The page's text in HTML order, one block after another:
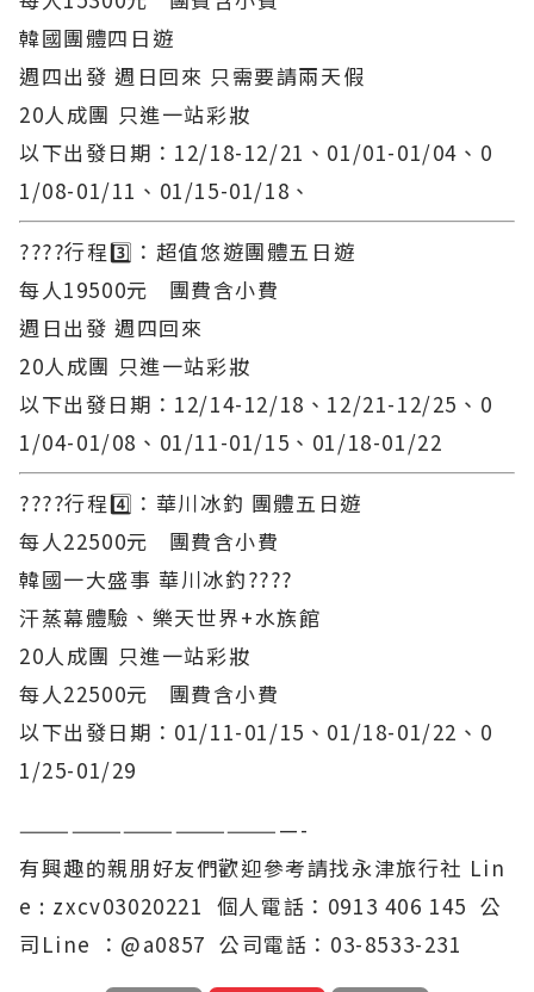
韓國團體四日遊
週四出發 週日回來 只需要請兩天假
20人成團 只進一站彩妝
以下出發日期：12/18-12/21、01/01-01/04、0
1/08-01/11、01/15-01/18、
????行程3️⃣：超值悠遊團體五日遊
每人19500元 團費含小費
週日出發 週四回來
20人成團 只進一站彩妝
以下出發日期：12/14-12/18、12/21-12/25、0
1/04-01/08、01/11-01/15、01/18-01/22
????行程4️⃣：華川冰釣 團體五日遊
每人22500元 團費含小費
韓國一大盛事 華川冰釣????
汗蒸幕體驗、樂天世界+水族館
20人成團 只進一站彩妝
每人22500元 團費含小費
以下出發日期：01/11-01/15、01/18-01/22、0
1/25-01/29
————————————————-
有興趣的親朋好友們歡迎參考請找永津旅行社 Lin
e : zxcv03020221 個人電話：0913 406 145 公
司Line ：@a0857 公司電話：03-8533-231